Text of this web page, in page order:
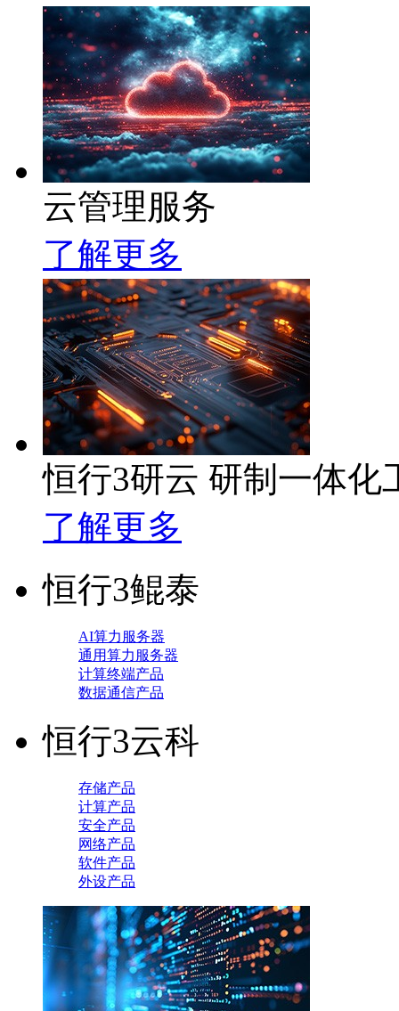
云管理服务
了解更多
恒行3研云 研制一体化
了解更多
恒行3鲲泰
AI算力服务器
通用算力服务器
计算终端产品
数据通信产品
恒行3云科
存储产品
计算产品
安全产品
网络产品
软件产品
外设产品